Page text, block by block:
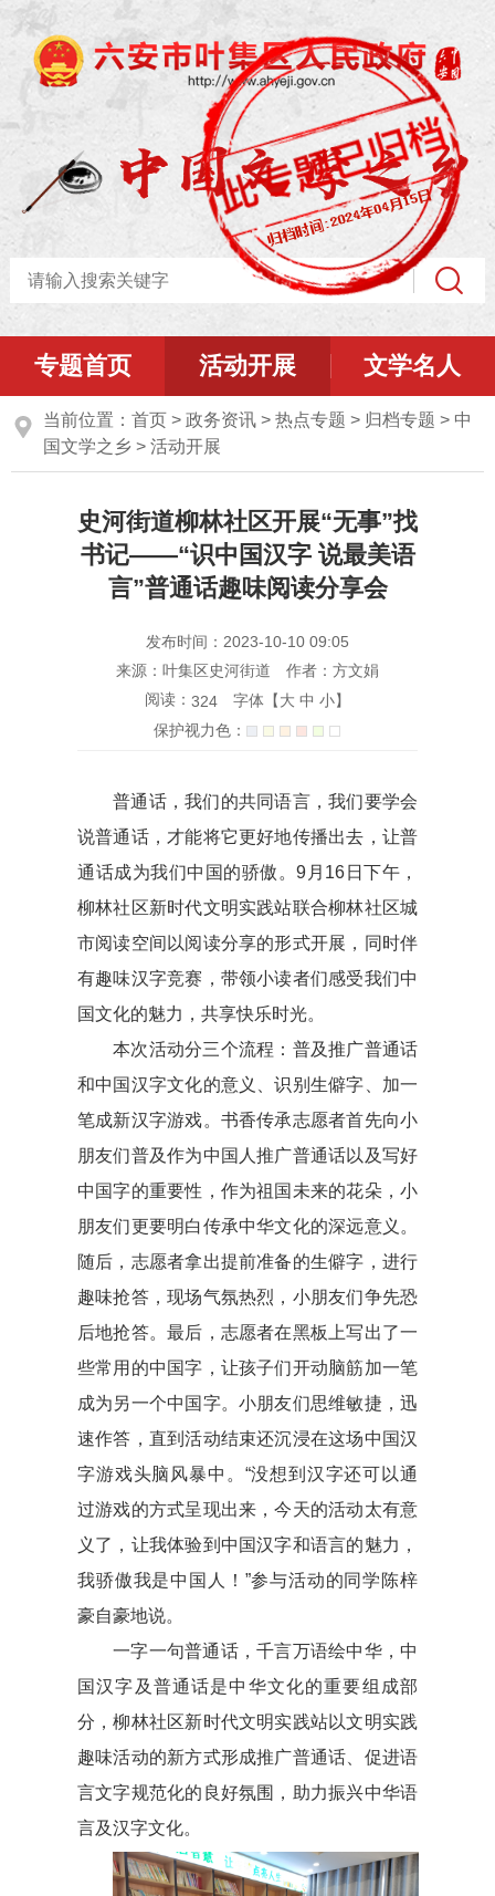
专题首页 活动开展 文学名人
当前位置： 首页 > 政务资讯 > 热点专题 > 归档专题 > 中
国文学之乡 > 活动开展
史河街道柳林社区开展“无事”找
书记——“识中国汉字 说最美语
言”普通话趣味阅读分享会
发布时间：2023-10-10 09:05
来源：叶集区史河街道
作者：方文娟
阅读： 324 字体【大 中 小】
保护视力色：
普通话，我们的共同语言，我们要学会
说普通话，才能将它更好地传播出去，让普
通话成为我们中国的骄傲。9月16日下午，
柳林社区新时代文明实践站联合柳林社区城
市阅读空间以阅读分享的形式开展，同时伴
有趣味汉字竞赛，带领小读者们感受我们中
国文化的魅力，共享快乐时光。
本次活动分三个流程：普及推广普通话
和中国汉字文化的意义、识别生僻字、加一
笔成新汉字游戏。书香传承志愿者首先向小
朋友们普及作为中国人推广普通话以及写好
中国字的重要性，作为祖国未来的花朵，小
朋友们更要明白传承中华文化的深远意义。
随后，志愿者拿出提前准备的生僻字，进行
趣味抢答，现场气氛热烈，小朋友们争先恐
后地抢答。最后，志愿者在黑板上写出了一
些常用的中国字，让孩子们开动脑筋加一笔
成为另一个中国字。小朋友们思维敏捷，迅
速作答，直到活动结束还沉浸在这场中国汉
字游戏头脑风暴中。“没想到汉字还可以通
过游戏的方式呈现出来，今天的活动太有意
义了，让我体验到中国汉字和语言的魅力，
我骄傲我是中国人！”参与活动的同学陈梓
豪自豪地说。
一字一句普通话，千言万语绘中华，中
国汉字及普通话是中华文化的重要组成部
分，柳林社区新时代文明实践站以文明实践
趣味活动的新方式形成推广普通话、促进语
言文字规范化的良好氛围，助力振兴中华语
言及汉字文化。